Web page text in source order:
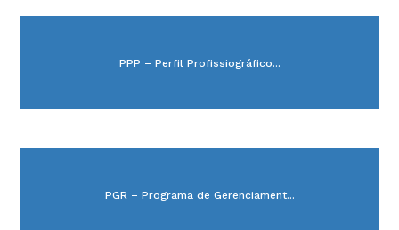
PPP – Perfil Profissiográfico...
PGR – Programa de Gerenciament...